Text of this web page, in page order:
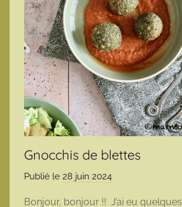
Gnocchis de blettes
Publié le 28 juin 2024
Bonjour, bonjour !! J’ai eu quelques